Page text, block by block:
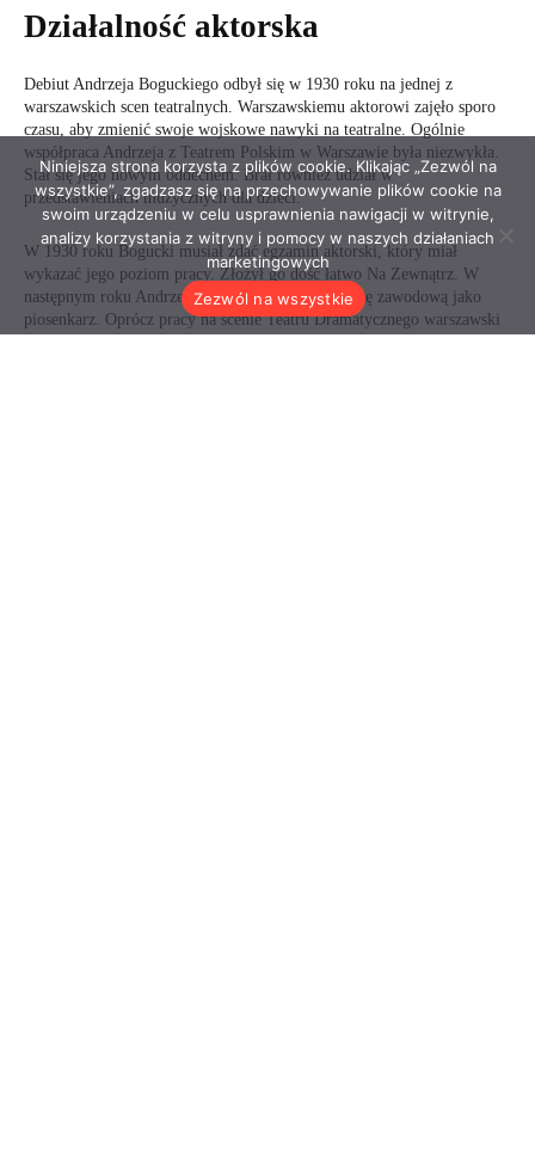
Niniejsza strona korzysta z plików cookie. Klikając „Zezwól na
wszystkie”, zgadzasz się na przechowywanie plików cookie na
swoim urządzeniu w celu usprawnienia nawigacji w witrynie,
analizy korzystania z witryny i pomocy w naszych działaniach
marketingowych
Zezwól na wszystkie